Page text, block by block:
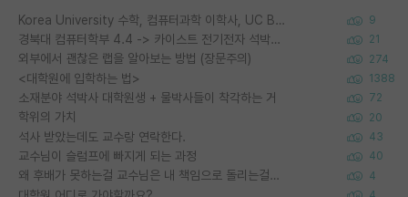
Korea University 수학, 컴퓨터과학 이학사, UC Berkeley 산업공학 대학원 공학박사가 되는 것은 쉽지 않겠죠? 9
경북대 컴퓨터학부 4.4 -> 카이스트 전기전자 석박사통합과정 합격 21
외부에서 괜찮은 랩을 알아보는 방법 (장문주의) 274
<대학원에 입학하는 법> 1388
소재분야 석박사 대학원생 + 물박사들이 착각하는 거 72
학위의 가치 20
석사 받았는데도 교수랑 연락한다. 43
교수님이 슬럼프에 빠지게 되는 과정 40
왜 후배가 못하는걸 교수님은 내 책임으로 돌리는걸까요? 4